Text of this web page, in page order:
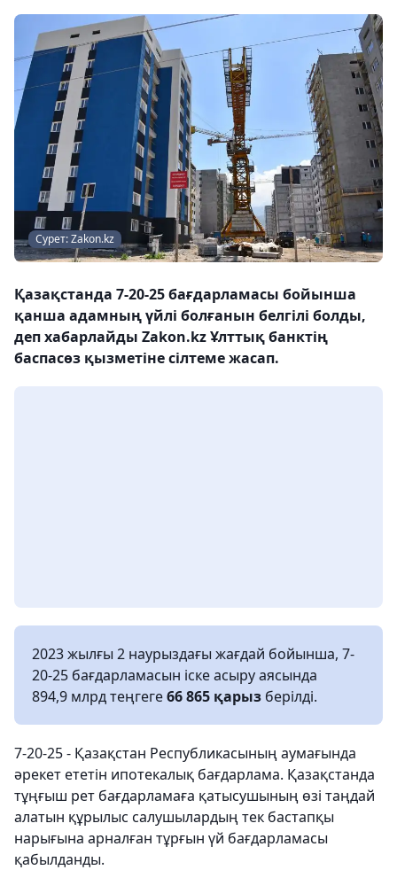
Сурет: Zakon.kz
Қазақстанда 7-20-25 бағдарламасы бойынша
қанша адамның үйлі болғанын белгілі болды,
деп хабарлайды Zakon.kz Ұлттық банктің
баспасөз қызметіне сілтеме жасап.
2023 жылғы 2 наурыздағы жағдай бойынша, 7-
20-25 бағдарламасын іске асыру аясында
894,9 млрд теңгеге66 865 қарыз берілді.
7-20-25 - Қазақстан Республикасының аумағында
әрекет ететін ипотекалық бағдарлама. Қазақстанда
тұңғыш рет бағдарламаға қатысушының өзі таңдай
алатын құрылыс салушылардың тек бастапқы
нарығына арналған тұрғын үй бағдарламасы
қабылданды.